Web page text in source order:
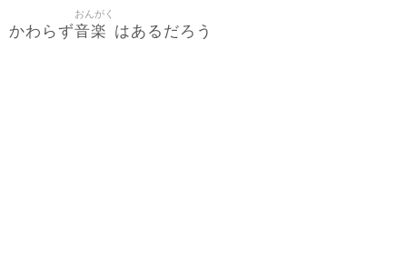
かわらず音楽
おんがく
はあるだろう